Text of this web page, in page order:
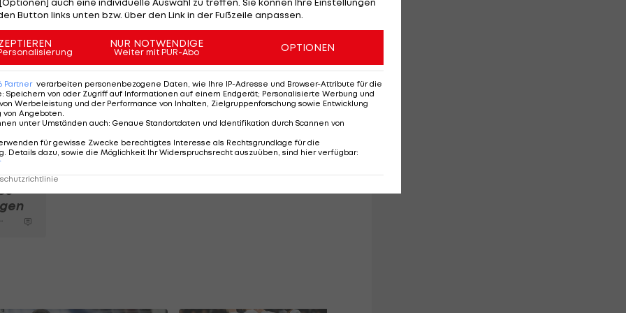
einer Geldbuße über 30.000 Euro - durch den
Larnaka, bei dem ein Schiedsrichter am Kopf verletzt
erfolglos.
Fans in die Merkur Arena strömen können.
lang unter Beobachtung und könnten beim nächsten
bekommen.
Button links unten bzw. über den Link in der Fußzeile anpassen.
NUR NOTWENDIGE
Weiter mit PUR-Abo OPTIONEN
Partner verarbeiten personenbezogene Daten, wie Ihre IP-Adresse und Browser-Attribute für die
: Speichern von oder Zugriff auf Informationen auf einem Endgerät; Personalisierte Werbung und
Werbeleistung und der Performance von Inhalten, Zielgruppenforschung sowie Entwicklung
von Angeboten
unter Umständen auch: Genaue Standortdaten und Identifikation durch Scannen von
für gewisse Zwecke berechtigtes Interesse als Rechtsgrundlage für die
Details dazu, sowie die Möglichkeit Ihr Widerspruchsrecht auszuüben, sind hier verfügbar: